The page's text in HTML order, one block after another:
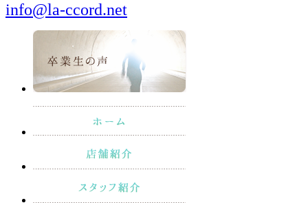
info@la-ccord.net